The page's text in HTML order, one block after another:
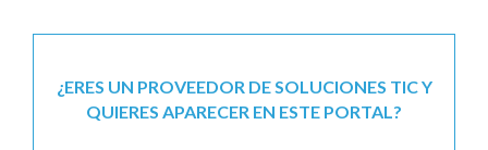
¿ERES UN PROVEEDOR DE SOLUCIONES TIC Y
QUIERES APARECER EN ESTE PORTAL?